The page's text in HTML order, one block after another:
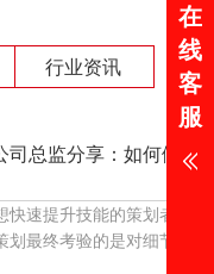
行业资讯
总监分享：如何做
快速提升技能的策划者来
划最终考验的是对细节的
在
线
客
服